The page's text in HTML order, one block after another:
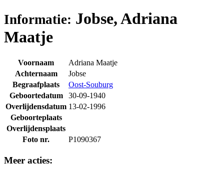
Informatie: Jobse, Adriana
Maatje
Voornaam
Adriana Maatje
Achternaam
Jobse
Begraafplaats
Oost-Souburg
Geboortedatum
30-09-1940
Overlijdensdatum 13-02-1996
Geboorteplaats
Overlijdensplaats
Foto nr.
P1090367
Meer acties: